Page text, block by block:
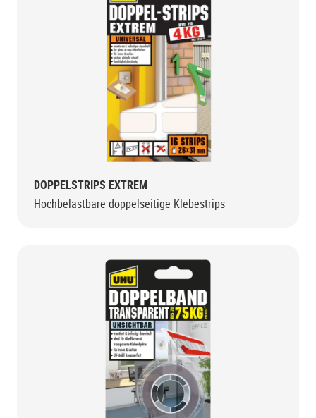
DOPPELSTRIPS EXTREM
Hochbelastbare doppelseitige Klebestrips